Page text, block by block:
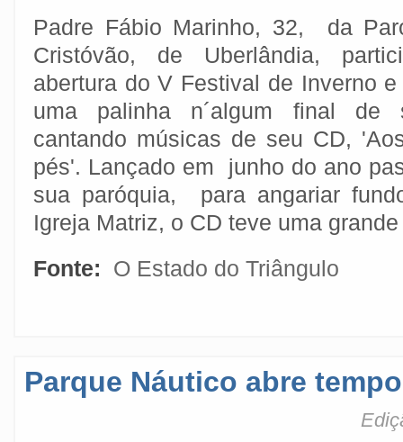
Padre Fábio Marinho, 32, da
Cristóvão, de Uberlândia,
abertura do V Festival de Inverno e
uma palinha n´algum final de
cantando músicas de seu CD,
pés'. Lançado em junho do ano
sua paróquia, para angariar
Igreja Matriz, o CD teve uma
Fonte:
O Estado do Triângulo
Parque Náutico abre